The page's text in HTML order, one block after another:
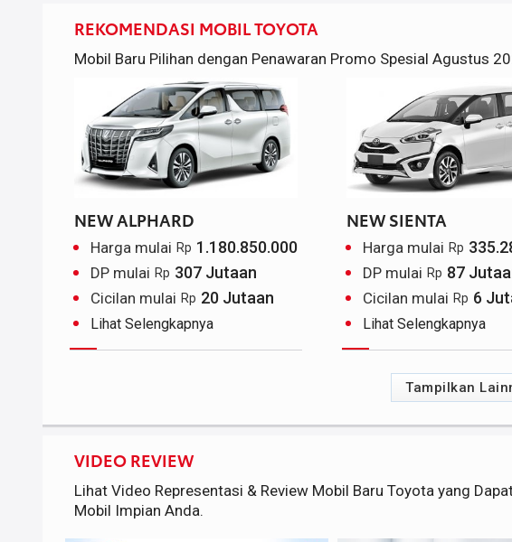
REKOMENDASI MOBIL TOYOTA
Mobil Baru Pilihan dengan Penawaran Promo Spesial Agustus
NEW ALPHARD
Harga mulai Rp 1.180.850.000
DP mulai Rp 307 Jutaan
Cicilan mulai Rp 20 Jutaan
Lihat Selengkapnya
NEW SIENTA
Harga mulai Rp
DP mulai Rp 87
Cicilan mulai Rp 6
Lihat Selengkapnya
Tampilkan
VIDEO REVIEW
Lihat Video Representasi & Review Mobil Baru Toyota yang
Mobil Impian Anda.